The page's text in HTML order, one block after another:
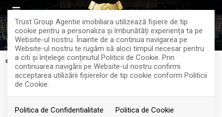
Trust Group Agentie imobiliara utilizează fişiere de tip
cookie pentru a personaliza și îmbunătăți experiența ta pe
Website-ul nostru. Înainte de a continua navigarea pe
Website-ul nostru te rugăm să aloci timpul necesar pentru
a citi și înțelege conținutul Politicii de Cookie. Prin
continuarea navigării pe Website-ul nostru confirmi
acceptarea utilizării fişierelor de tip cookie conform Politicii
de Cookie.
Politica de Confidentialitate Politica de Cookie
Vanzare Apartamente Bucuresti Pipera
Acest anunt nu mai este activ !